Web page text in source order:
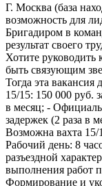
Г. Москва (база
возможность для
Бригадиром в
результат своего
Хотите руководить
быть связующим
Тогда эта
15/15: 150 000 руб.
в месяц; -
задержек (2 раза в
Возможна вахта 15/
Рабочий день: 8
разъездной
выполнения работ
Формирование и